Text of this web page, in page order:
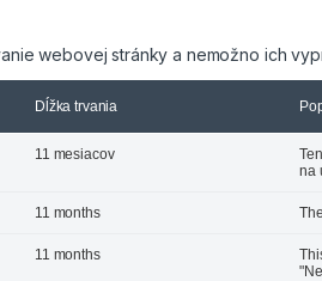
webovej stránky a nemožno ich
Dĺžka trvania
11 mesiacov
na
11 months
11 months